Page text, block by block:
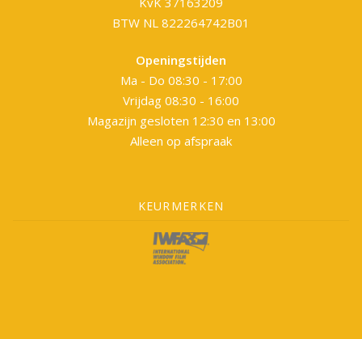
BTW NL 822264742B01
Openingstijden
Ma - Do 08:30 - 17:00
Vrijdag 08:30 - 16:00
Magazijn gesloten 12:30 en 13:00
Alleen op afspraak
KEURMERKEN